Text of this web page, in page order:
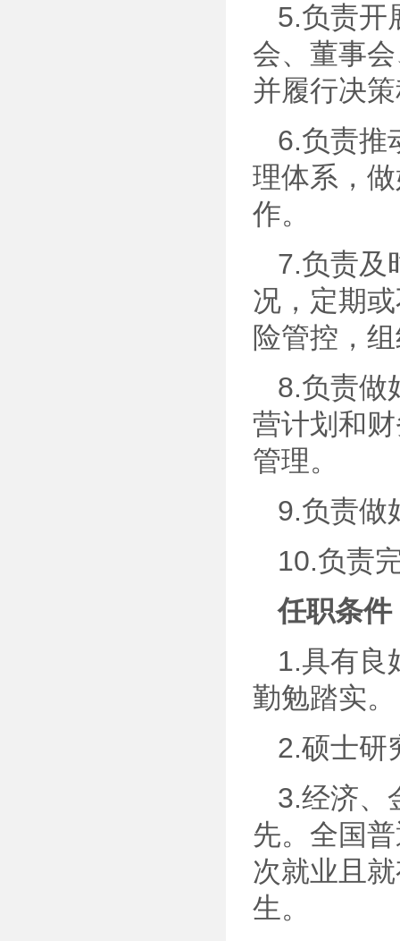
5.负责开
会、董事
并履行决
6.负责推
理体系，
作。
7.负责及
况，定期
险管控，
8.负责做
营计划和
管理。
9.负责做
10.负责
任职条件
1.具有良
勤勉踏实。
2.硕士研
3.经济、
先。全国
次就业且
生。